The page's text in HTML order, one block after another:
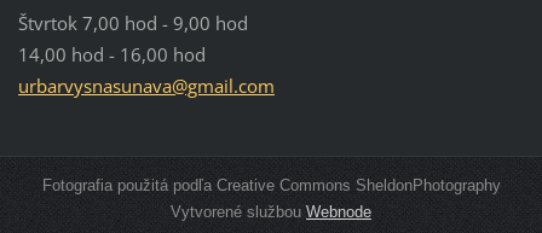
Štvrtok 7,00 hod - 9,00 hod
14,00 hod - 16,00 hod
urbarvysnasunava@gmail.com
Fotografia použitá podľa Creative Commons SheldonPhotography
Vytvorené službou Webnode